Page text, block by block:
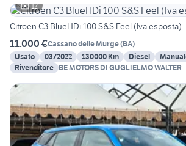
12
Citroen C3 BlueHDi 100 S&S Feel (Iva esposta)
11.000 €Cassano delle Murge(BA)
Usato
03/2022 130000 Km Diesel
Rivenditore BE MOTORS DI GUGLIELMO WALTER